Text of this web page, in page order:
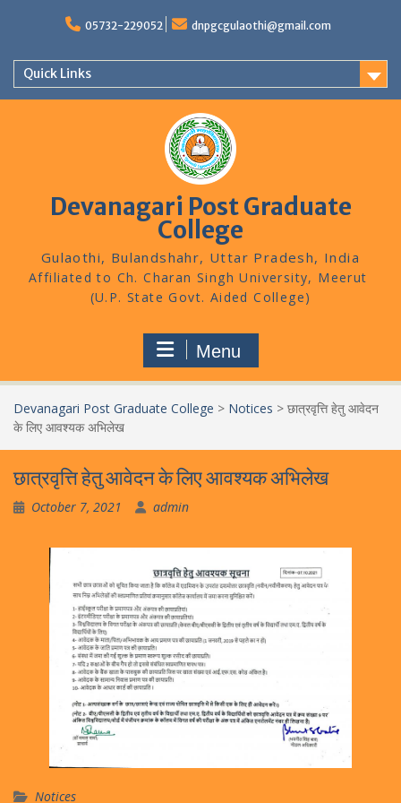
05732-229052 dnpgcgulaothi@gmail.com
Quick Links
Devanagari Post Graduate
College
Gulaothi, Bulandshahr, Uttar Pradesh, India
Menu
Devanagari Post Graduate College > Notices > छात्रवृत्ति हेतु आवेदन
के लिए आवश्यक अभिलेख
छात्रवृत्ति हेतु आवेदन के लिए आवश्यक अभिलेख
October 7, 2021 admin
Notices